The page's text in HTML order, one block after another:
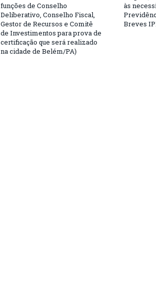
funções de Conselho
Deliberativo, Conselho Fiscal,
Gestor de Recursos e Comitê
de Investimentos para prova de
certificação que será realizado
na cidade de Belém/PA)
às
Breves